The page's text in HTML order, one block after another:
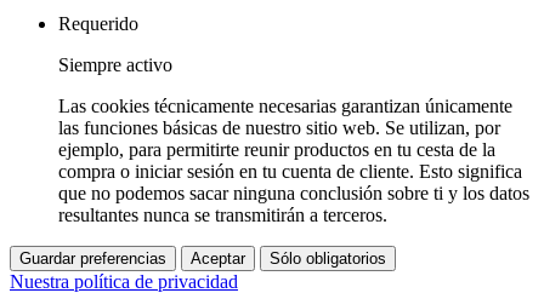
Requerido
Siempre activo
Las cookies técnicamente necesarias garantizan únicamente
las funciones básicas de nuestro sitio web. Se utilizan, por
ejemplo, para permitirte reunir productos en tu cesta de la
compra o iniciar sesión en tu cuenta de cliente. Esto significa
que no podemos sacar ninguna conclusión sobre ti y los datos
resultantes nunca se transmitirán a terceros.
Guardar preferencias Aceptar Sólo obligatorios
Nuestra política de privacidad